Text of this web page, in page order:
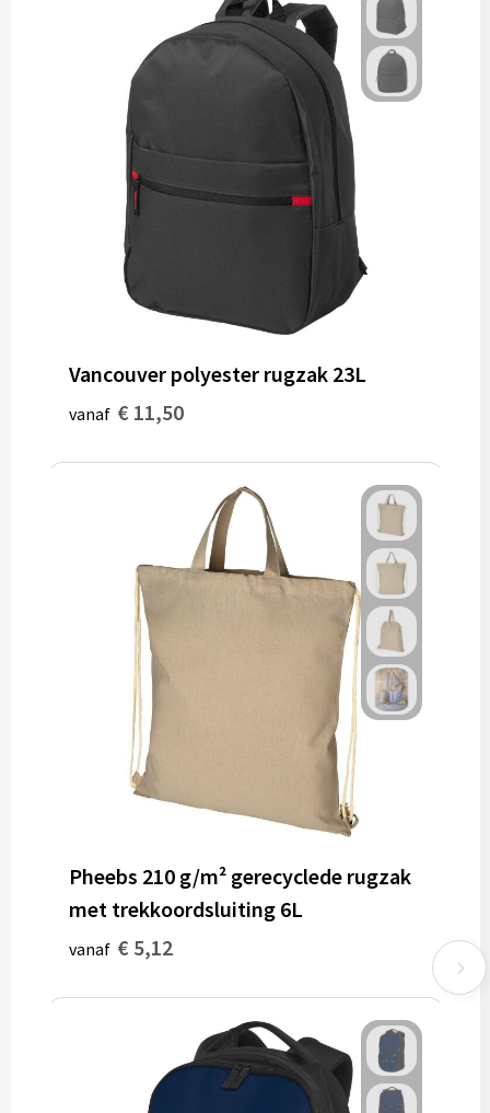
Persoonlijke verzorging
Zonnebrillen
Verpakkingen
Vancouver polyester rugzak 23L
vanaf € 11,50
Pheebs 210 g/m² gerecyclede rugzak
met trekkoordsluiting 6L
vanaf € 5,12